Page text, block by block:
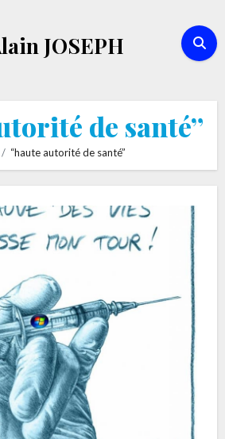
JOSEPH
de santé”
“haute autorité de santé”